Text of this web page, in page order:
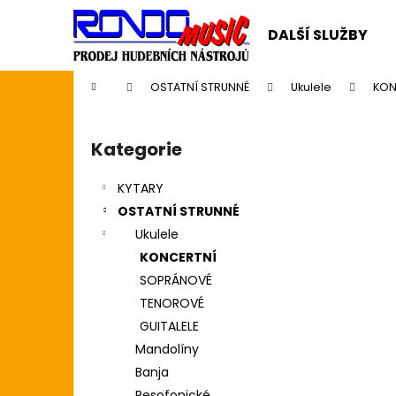
DALŠÍ SLUŽBY
Domů OSTATNÍ STRUNNÉ Ukulele
Přeskočit
kategorie
Kategorie
KYTARY
OSTATNÍ STRUNNÉ
Ukulele
KONCERTNÍ
SOPRÁNOVÉ
TENOROVÉ
GUITALELE
Mandolíny
Banja
í
Zpět
do
Zpět
do
CASIO CDP S110BK BEZ STOJANU